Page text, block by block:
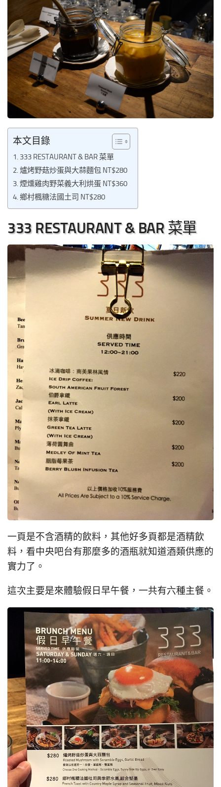
本文目錄
333 RESTAURANT & BAR 菜單
爐烤野菇炒蛋與大蒜麵包 NT$280
煙燻雞肉野菜義大利烘蛋 NT$360
鄉村楓糖法國土司 NT$280
333 RESTAURANT & BAR 菜單
一頁是不含酒精的飲料，其他好多頁都是酒精飲
料，看中央吧台有那麼多的酒瓶就知道酒類供應的
實力了。
這次主要是來體驗假日早午餐，一共有六種主餐。